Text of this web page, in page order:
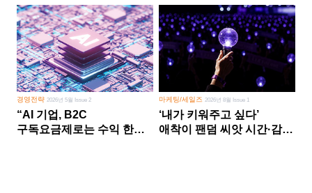
경영전략 2026년 5월 Issue 2
“AI 기업, B2C
구독요금제로는 수익 한계
마케팅/세일즈 2026년 8월 Issue 1
‘내가 키워주고 싶다’
애착이 팬덤 씨앗 시간·감정